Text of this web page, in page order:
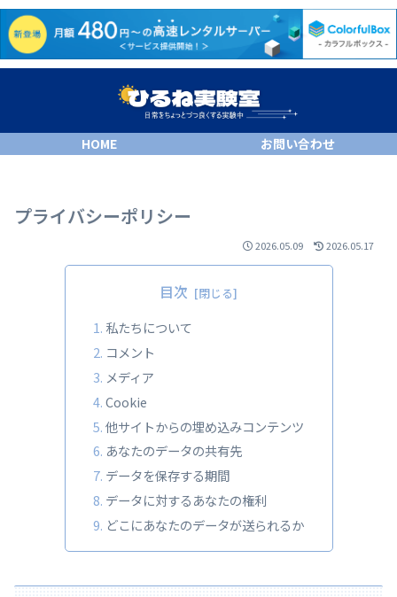
HOME お問い合わせ
プライバシーポリシー
2026.05.09 2026.05.17
目次
私たちについて
コメント
メディア
Cookie
他サイトからの埋め込みコンテンツ
あなたのデータの共有先
データを保存する期間
データに対するあなたの権利
どこにあなたのデータが送られるか